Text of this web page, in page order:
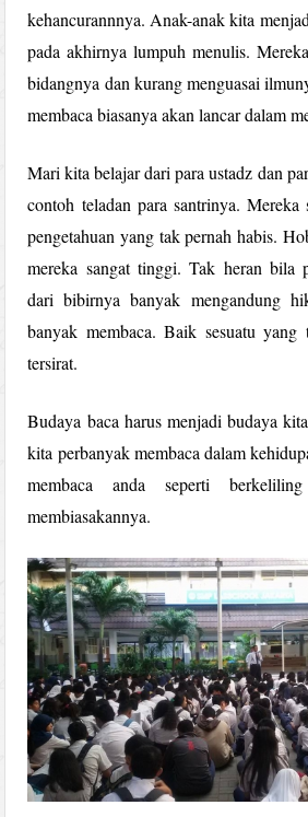
kehancurannnya. Anak-anak kita
pada akhirnya lumpuh menulis.
bidangnya dan kurang menguasai
membaca biasanya akan lancar dalam
Mari kita belajar dari para ustadz dan
contoh teladan para santrinya. Mereka
pengetahuan yang tak pernah habis.
mereka sangat tinggi. Tak heran bila
dari bibirnya banyak mengandung
banyak membaca. Baik sesuatu yang
tersirat.
Budaya baca harus menjadi budaya
kita perbanyak membaca dalam
membaca anda seperti
membiasakannya.